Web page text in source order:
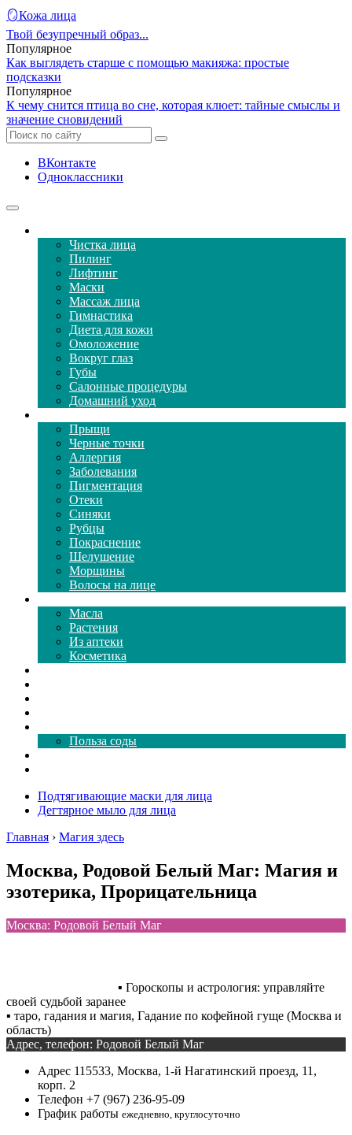
🪞Кожа лица
Твой безупречный образ...
Популярное
Как выглядеть старше с помощью макияжа: простые
подсказки
Популярное
К чему снится птица во сне, которая клюет: тайные смыслы и
значение сновидений
ВКонтакте
Одноклассники
Чистка лица
Пилинг
Лифтинг
Маски
Массаж лица
Гимнастика
Диета для кожи
Омоложение
Вокруг глаз
Губы
Салонные процедуры
Домашний уход
Прыщи
Черные точки
Аллергия
Заболевания
Пигментация
Отеки
Синяки
Рубцы
Покраснение
Шелушение
Морщины
Волосы на лице
Масла
Растения
Из аптеки
Косметика
Польза соды
Подтягивающие маски для лица
Дегтярное мыло для лица
Главная › Магия здесь
Москва, Родовой Белый Маг: Магия и
эзотерика, Прорицательница
Москва: Родовой Белый Маг
▪️ Гороскопы и астрология: управляйте
своей судьбой заранее
▪️ таро, гадания и магия, Гадание по кофейной гуще (Москва и
область)
Адрес, телефон: Родовой Белый Маг
Адрес 115533, Москва, 1-й Нагатинский проезд, 11,
корп. 2
Телефон +7 (967) 236-95-09
График работы ежедневно, круглосуточно